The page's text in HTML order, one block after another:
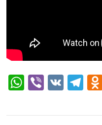
WhatsApp
Viber
VK